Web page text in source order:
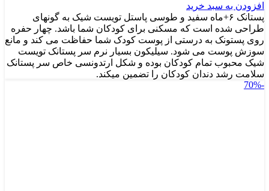
افزودن به سبد خرید
پستانک ۶+ماه سفید و طوسی پاستل تویست شیک به گونه‎ای
طراحی شده است که مسکنی برای کودکان شما باشد. چهار حفره
روی پستونک به درستی از پوست کودک شما حفاظت می کند و مانع
سوزش پوست می شود. سیلیکون بسیار نرم سر پستانک تویست
شیک محبوب تمام کودکان بوده و شکل ارتدونسی خاص سر پستانک
سلامت رشد دندان کودکان را تضمین می‎کند.
-70%